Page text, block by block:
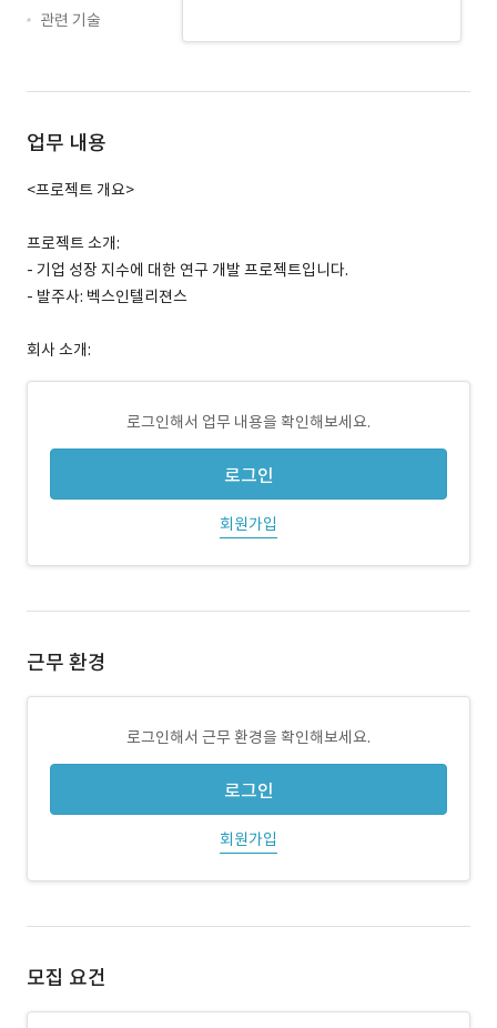
관련 기술
업무 내용
<프로젝트 개요>
프로젝트 소개:
- 기업 성장 지수에 대한 연구 개발 프로젝트입니다.
- 발주사: 벡스인텔리젼스
회사 소개:
로그인해서 업무 내용을 확인해보세요.
로그인
회원가입
근무 환경
로그인해서 근무 환경을 확인해보세요.
로그인
회원가입
모집 요건